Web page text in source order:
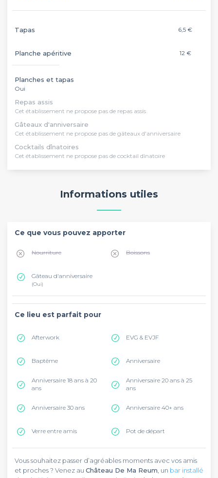
Tapas 6,5 €
Planche apéritive 12 €
Planches et tapas
Oui
Repas assis
Cet établissement ne propose pas de repas assis
Gâteaux d'anniversaire
Cet établissement ne propose pas de gâteaux d'anniversaire
Cocktails dînatoires
Cet établissement ne propose pas de cocktail dînatoire
Informations utiles
Ce que vous pouvez apporter
Nourriture Boissons
Gâteau d'anniversaire
(Oui)
Ce lieu est parfait pour
Afterwork EVG & EVJF
Baptême Anniversaire
Anniversaire 18 ans à 20
ans
Anniversaire 20 ans à 25
ans
Anniversaire 30 ans Anniversaire 40+ ans
Verre entre amis Pot de départ
Vous souhaitez passer d’agréables moments avec vos amis
et proches ? Venez au Château De Ma Reum , un bar installé